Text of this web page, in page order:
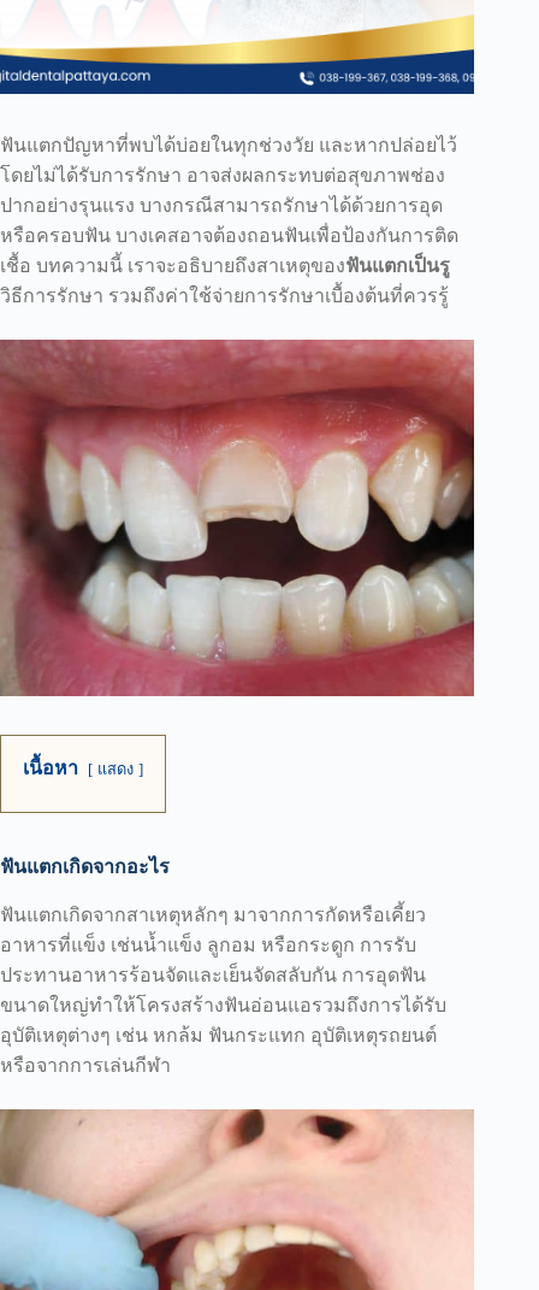
ฟันแตกปัญหาที่พบได้บ่อยในทุกช่วงวัย และหากปล่อยไว้
โดยไม่ได้รับการรักษา อาจส่งผลกระทบต่อสุขภาพช่อง
ปากอย่างรุนแรง บางกรณีสามารถรักษาได้ด้วยการอุด
หรือครอบฟัน บางเคสอาจต้องถอนฟันเพื่อป้องกันการติด
เชื้อ บทความนี้ เราจะอธิบายถึงสาเหตุของฟันแตกเป็นรู
วิธีการรักษา รวมถึงค่าใช้จ่ายการรักษาเบื้องต้นที่ควรรู้
เนื้อหา แสดง
ฟันแตกเกิดจากอะไร
ฟันแตกเกิดจากสาเหตุหลักๆ มาจากการกัดหรือเคี้ยว
อาหารที่แข็ง เช่นน้ำแข็ง ลูกอม หรือกระดูก การรับ
ประทานอาหารร้อนจัดและเย็นจัดสลับกัน การอุดฟัน
ขนาดใหญ่ทำให้โครงสร้างฟันอ่อนแอรวมถึงการได้รับ
อุบัติเหตุต่างๆ เช่น หกล้ม ฟันกระแทก อุบัติเหตุรถยนต์
หรือจากการเล่นกีฬา